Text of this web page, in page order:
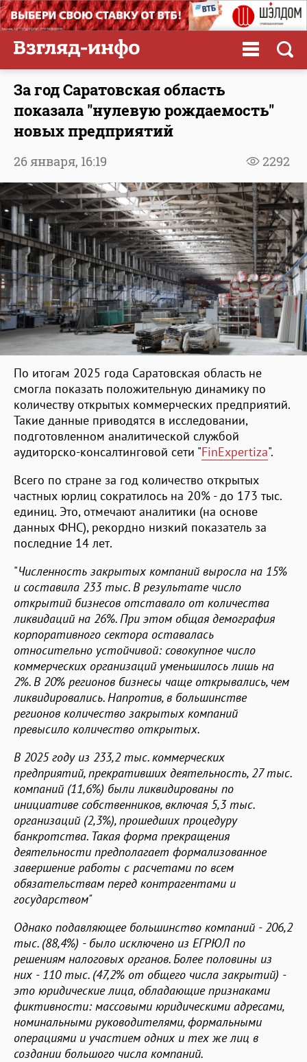
За год Саратовская область
показала "нулевую рождаемость"
новых предприятий
2292
26 января, 16:19
По итогам 2025 года Саратовская область не
смогла показать положительную динамику по
количеству открытых коммерческих предприятий.
Такие данные приводятся в исследовании,
подготовленном аналитической службой
аудиторско-консалтинговой сети "FinExpertiza".
Всего по стране за год количество открытых
частных юрлиц сократилось на 20% - до 173 тыс.
единиц. Это, отмечают аналитики (на основе
данных ФНС), рекордно низкий показатель за
последние 14 лет.
"Численность закрытых компаний выросла на 15%
и составила 233 тыс. В результате число
открытий бизнесов отставало от количества
ликвидаций на 26%. При этом общая демография
корпоративного сектора оставалась
относительно устойчивой: совокупное число
коммерческих организаций уменьшилось лишь на
2%. В 20% регионов бизнесы чаще открывались, чем
ликвидировались. Напротив, в большинстве
регионов количество закрытых компаний
превысило количество открытых.
В 2025 году из 233,2 тыс. коммерческих
предприятий, прекративших деятельность, 27 тыс.
компаний (11,6%) были ликвидированы по
инициативе собственников, включая 5,3 тыс.
организаций (2,3%), прошедших процедуру
банкротства. Такая форма прекращения
деятельности предполагает формализованное
завершение работы с расчетами по всем
обязательствам перед контрагентами и
государством"
Однако подавляющее большинство компаний - 206,2
тыс. (88,4%) - было исключено из ЕГРЮЛ по
решениям налоговых органов. Более половины из
них - 110 тыс. (47,2% от общего числа закрытий) -
это юридические лица, обладающие признаками
фиктивности: массовыми юридическими адресами,
номинальными руководителями, формальными
операциями и участием одних и тех же лиц в
создании большого числа компаний.